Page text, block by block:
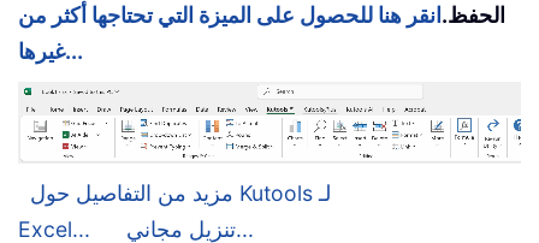
الحفظ.انقر هنا للحصول على الميزة التي تحتاجها أكثر من
غيرها...
مزيد من التفاصيل حول Kutools لـ
Excel...
تنزيل مجاني...